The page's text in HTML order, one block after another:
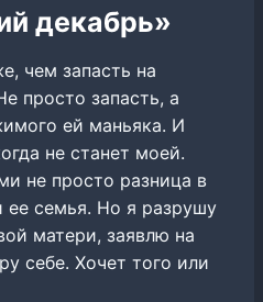
декабрь»
чем запасть на
просто запасть, а
ей маньяка. И
не станет моей.
не просто разница в
ее семья. Но я разрушу
матери, заявлю на
себе. Хочет того или